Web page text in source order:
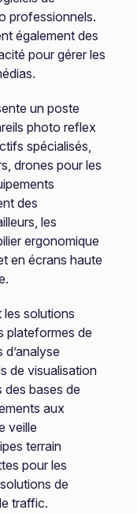
professionnels.
également des
pour gérer les
un poste
photo reflex
spécialisés,
drones pour les
des
les
ergonomique
en écrans haute
les solutions
plateformes de
de visualisation
des bases de
aux
veille
terrain
pour les
de
traffic.